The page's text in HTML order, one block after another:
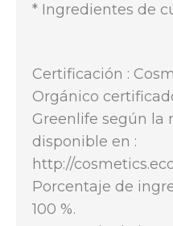
* Ingredientes de
Certificación :
Orgánico
Greenlife según la
disponible en :
http://
Porcentaje de
100 %.